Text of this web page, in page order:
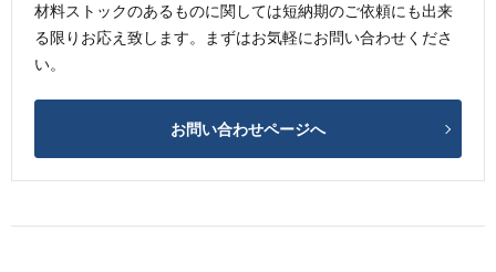
材料ストックのあるものに関しては短納期のご依頼にも出来
る限りお応え致します。まずはお気軽にお問い合わせくださ
い。
お問い合わせページへ